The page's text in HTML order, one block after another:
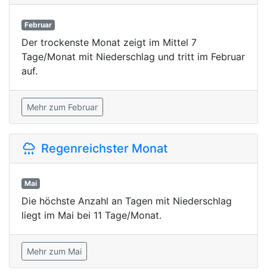
Februar
Der trockenste Monat zeigt im Mittel 7
Tage/Monat mit Niederschlag und tritt im Februar
auf.
Mehr zum Februar
Regenreichster Monat
Mai
Die höchste Anzahl an Tagen mit Niederschlag
liegt im Mai bei 11 Tage/Monat.
Mehr zum Mai